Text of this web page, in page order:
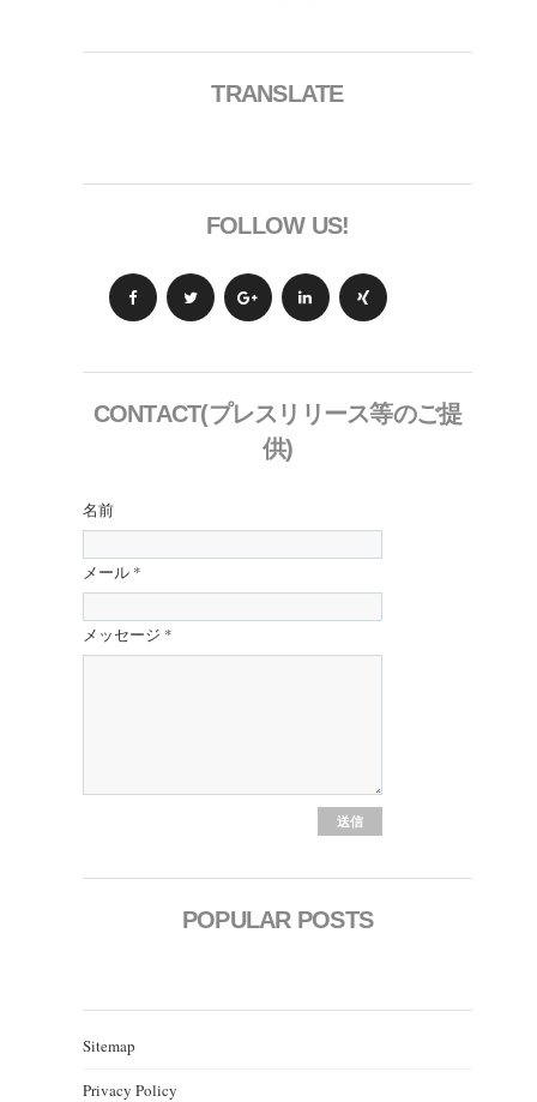
TRANSLATE
FOLLOW US!
CONTACT(プレスリリース等のご提
供)
名前
メール *
メッセージ *
POPULAR POSTS
Sitemap
Privacy Policy